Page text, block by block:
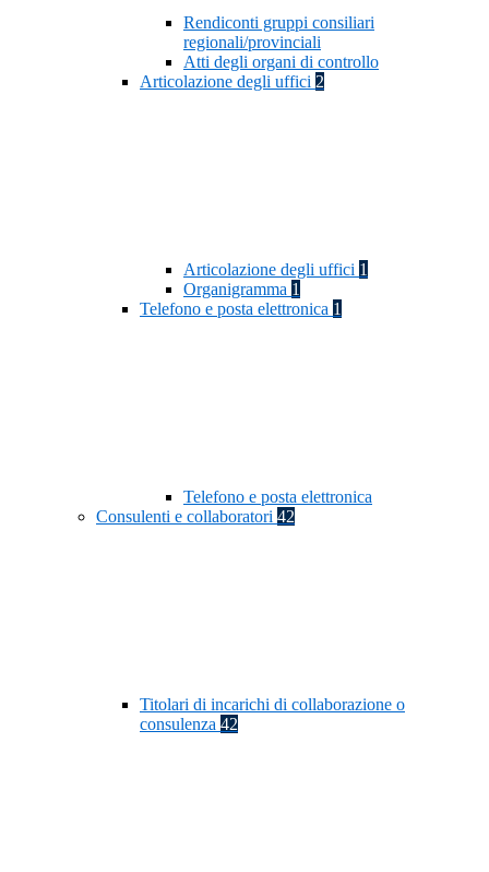
Rendiconti gruppi consiliari
regionali/provinciali
Atti degli organi di controllo
Articolazione degli uffici 2
Articolazione degli uffici 1
Organigramma 1
Telefono e posta elettronica 1
Telefono e posta elettronica
Consulenti e collaboratori 42
Titolari di incarichi di collaborazione o
consulenza 42